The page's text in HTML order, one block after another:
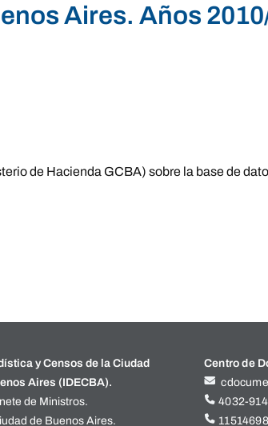
Aires. Años
de Hacienda GCBA) sobre la base de
y Censos de la Ciudad
Aires (IDECBA).
de Ministros.
de Buenos Aires.
Centro de
4032-